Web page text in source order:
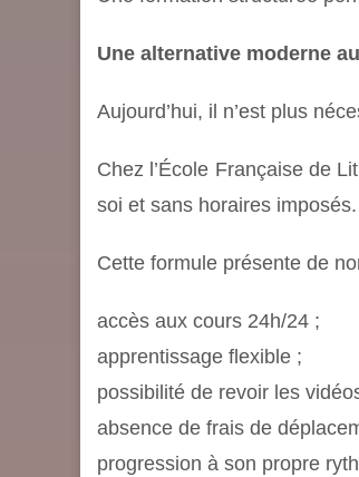
Une alternative moderne
Aujourd’hui, il n’est plus
Chez l’École Française de
soi et sans horaires imposés.
Cette formule présente de
accès aux cours 24h/24 ;
apprentissage flexible ;
possibilité de revoir les
absence de frais de
progression à son propre